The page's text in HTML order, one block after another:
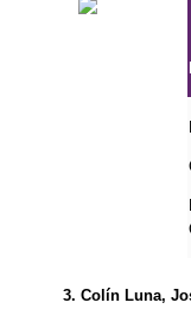
3. Colín Luna,